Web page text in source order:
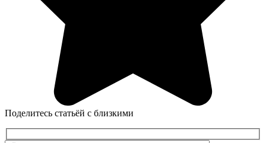
Поделитесь статьёй с близкими